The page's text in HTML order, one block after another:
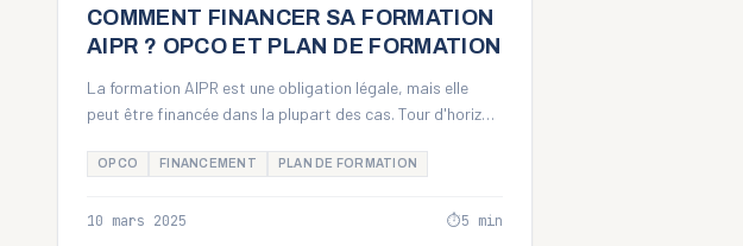
FINANCEMENT
COMMENT FINANCER SA FORMATION
AIPR ? OPCO ET PLAN DE FORMATION
La formation AIPR est une obligation légale, mais elle
peut être financée dans la plupart des cas. Tour d'horizon
OPCO FINANCEMENT PLAN DE FORMATION
10 mars 2025 ⏱5 min